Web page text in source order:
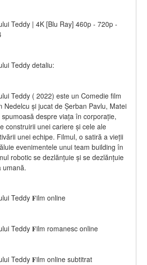
Teddy | 4K [Blu Ray] 460p - 720p -
Teddy detaliu:
Teddy ( 2022) este un Comedie film
Nedelcu și jucat de Șerban Pavlu, Matei
despre viața în corporație,
construirii unei cariere și cele ale
unei echipe. Filmul, o satiră a vieții
evenimentele unui team building în
robotic se dezlănțuie și se dezlănțuie
umană.
Teddy 𝐅ilm online
Teddy 𝐅ilm romanesc online
Teddy 𝐅ilm online subtitrat